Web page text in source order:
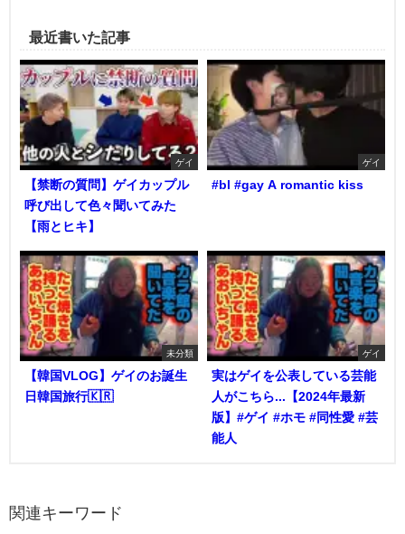
最近書いた記事
ゲイ
【禁断の質問】ゲイカップル
呼び出して色々聞いてみた
【雨とヒキ】
ゲイ
#bl #gay A romantic kiss
未分類
【韓国VLOG】ゲイのお誕生
日韓国旅行🇰🇷
ゲイ
実はゲイを公表している芸能
人がこちら...【2024年最新
版】#ゲイ #ホモ #同性愛 #芸
能人
関連キーワード